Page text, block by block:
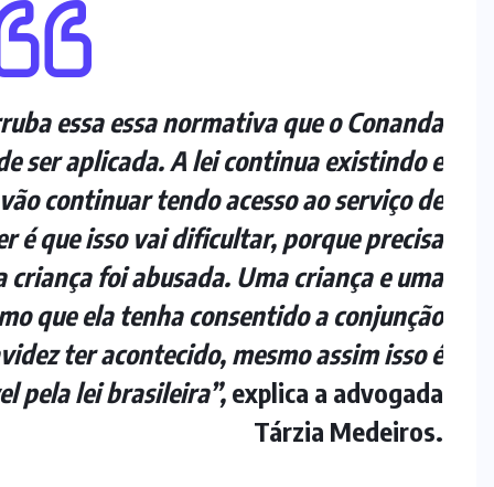
essa essa normativa que o Conanda
ser aplicada. A lei continua existindo e
continuar tendo acesso ao serviço de
é que isso vai dificultar, porque precisa
criança foi abusada. Uma criança e uma
que ela tenha consentido a conjunção
ter acontecido, mesmo assim isso é
pela lei brasileira”, explica a advogada
Tárzia Medeiros.